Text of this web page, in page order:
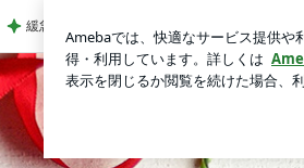
み式典のﾌﾞﾛｸﾞ
緩急が最高なマンゴーパフェ